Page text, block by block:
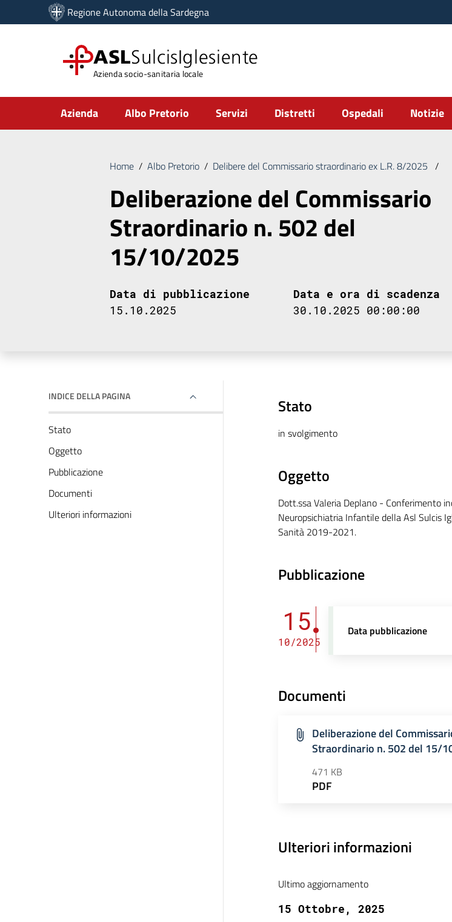
Vai ai contenuti
Vai al menu di navigazione
Regione Autonoma della Sardegna
ASLSulcisIglesiente
Azienda socio-sanitaria locale
Submenu
Azienda Albo Pretorio Servizi Distretti Ospedali Notizie
Home / Albo Pretorio / Delibere del Commissario straordinario ex L.R. 8/2025 /
Deliberazione del Commissario
Straordinario n. 502 del
15/10/2025
Data di pubblicazione
15.10.2025
Data e ora di scadenza
30.10.2025 00:00:00
INDICE DELLA PAGINA
Stato
Oggetto
Pubblicazione
Documenti
Ulteriori informazioni
Stato
in svolgimento
Oggetto
Dott.ssa Valeria Deplano - Conferimento
Neuropsichiatria Infantile della Asl Sulcis
Sanità 2019-2021.
Pubblicazione
15
10/2025
Data pubblicazione
Documenti
Deliberazione del
Straordinario n. 502 del 15/
471 KB
PDF
Ulteriori informazioni
Ultimo aggiornamento
15 Ottobre, 2025